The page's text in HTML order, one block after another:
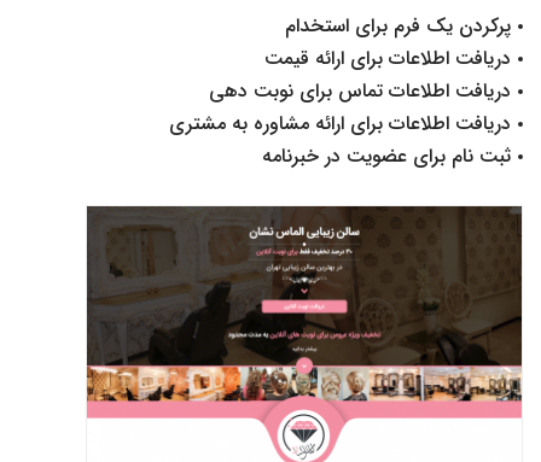
پرکردن یک فرم برای استخدام
دریافت اطلاعات برای ارائه قیمت
دریافت اطلاعات تماس برای نوبت دهی
دریافت اطلاعات برای ارائه مشاوره به مشتری
ثبت نام برای عضویت در خبرنامه